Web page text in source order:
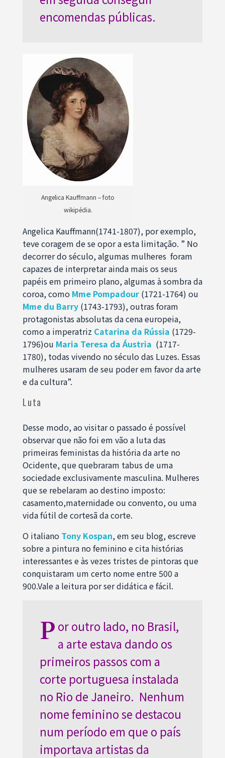
encomendas públicas.
Angelica Kauffmann – foto
wikipédia.
Angelica Kauffmann(1741-1807), por exemplo,
teve coragem de se opor a esta limitação. ” No
decorrer do século, algumas mulheres foram
capazes de interpretar ainda mais os seus
papéis em primeiro plano, algumas à sombra da
coroa, como Mme Pompadour (1721-1764) ou
Mme du Barry (1743-1793), outras foram
protagonistas absolutas da cena europeia,
como a imperatriz Catarina da Rússia (1729-
1796)ou Maria Teresa da Áustria (1717-
1780), todas vivendo no século das Luzes. Essas
mulheres usaram de seu poder em favor da arte
e da cultura”.
Luta
Desse modo, ao visitar o passado é possível
observar que não foi em vão a luta das
primeiras feministas da história da arte no
Ocidente, que quebraram tabus de uma
sociedade exclusivamente masculina. Mulheres
que se rebelaram ao destino imposto:
casamento,maternidade ou convento, ou uma
vida fútil de cortesã da corte.
O italiano Tony Kospan, em seu blog, escreve
sobre a pintura no feminino e cita histórias
interessantes e às vezes tristes de pintoras que
conquistaram um certo nome entre 500 a
900.Vale a leitura por ser didática e fácil.
P or outro lado, no Brasil,
a arte estava dando os
primeiros passos com a
corte portuguesa instalada
no Rio de Janeiro. Nenhum
nome feminino se destacou
num período em que o país
importava artistas da